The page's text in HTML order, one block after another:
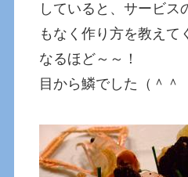
していると、サービス
もなく作り方を教えて
なるほど～～！
目から鱗でした（＾＾